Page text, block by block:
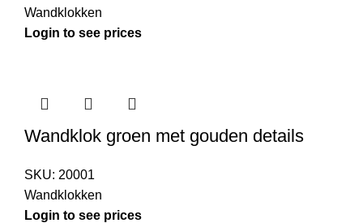
Wandklokken
Login to see prices
Wandklok groen met gouden details
SKU: 20001
Wandklokken
Login to see prices